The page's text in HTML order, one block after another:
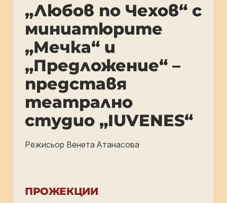
„Любов по Чехов“ с
миниатюрите
„Мечка“ и
„Предложение“ –
представя
театрално
студио „IUVENES“
Режисьор Венета Атанасова
ПРОЖЕКЦИИ